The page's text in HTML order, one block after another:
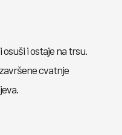
i ostaje na trsu.
cvatnje